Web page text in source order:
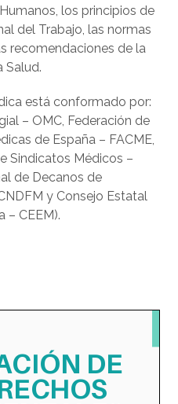
los principios de
del Trabajo, las normas
recomendaciones de la
Salud.
está conformado por:
– OMC, Federación de
de España – FACME,
Sindicatos Médicos –
de Decanos de
y Consejo Estatal
– CEEM).